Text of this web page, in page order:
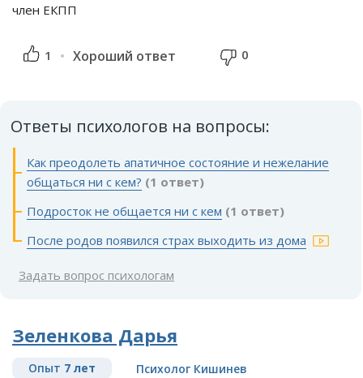
член ЕКПП
1 Хороший ответ 0
Ответы психологов на вопросы:
Как преодолеть апатичное состояние и нежелание
общаться ни с кем? (1 ответ)
Подросток не общается ни с кем (1 ответ)
После родов появился страх выходить из дома
Задать вопрос психологам
Зеленкова Дарья
Опыт 7 лет Психолог Кишинев